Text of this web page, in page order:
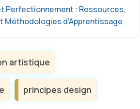
Perfectionnement : Ressources,
Méthodologies d’Apprentissage
artistique
principes design